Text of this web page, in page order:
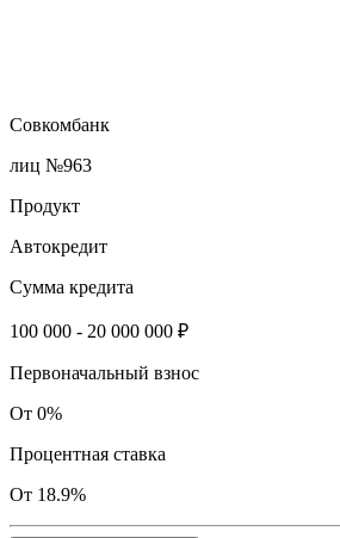
Совкомбанк
лиц №963
Продукт
Автокредит
Сумма кредита
100 000 - 20 000 000 ₽
Первоначальный взнос
От 0%
Процентная ставка
От 18.9%